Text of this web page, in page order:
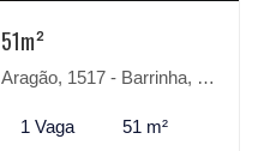
Barrinha, São Lourenço do Sul-RS
1 Vaga 51 m²